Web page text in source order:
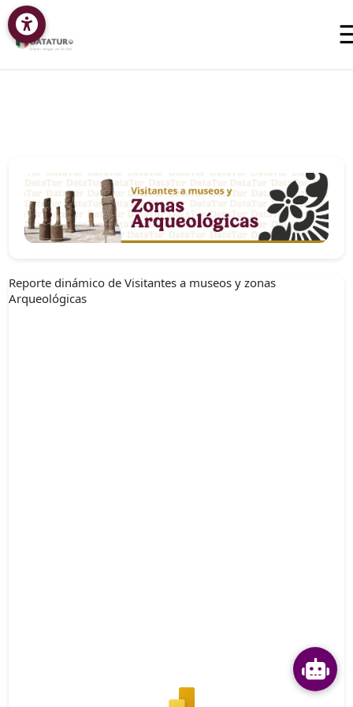
Reporte dinámico de Visitantes a museos y zonas
Arqueológicas